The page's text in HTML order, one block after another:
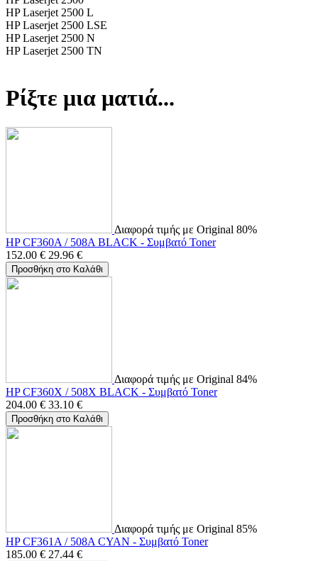
HP Laserjet 2500 L
HP Laserjet 2500 LSE
HP Laserjet 2500 N
HP Laserjet 2500 TN
Ρίξτε μια ματιά...
Διαφορά τιμής με Original 80%
HP CF360A / 508A BLACK - Συμβατό Toner
152.00 € 29.96 €
Προσθήκη στο Καλάθι
Διαφορά τιμής με Original 84%
HP CF360X / 508X BLACK - Συμβατό Toner
204.00 € 33.10 €
Προσθήκη στο Καλάθι
Διαφορά τιμής με Original 85%
HP CF361A / 508A CYAN - Συμβατό Toner
185.00 € 27.44 €